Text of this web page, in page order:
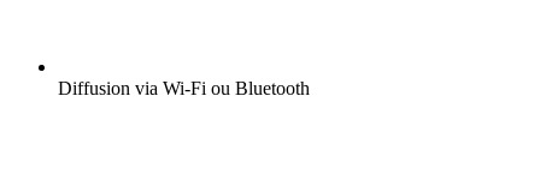
Diffusion via Wi-Fi ou Bluetooth